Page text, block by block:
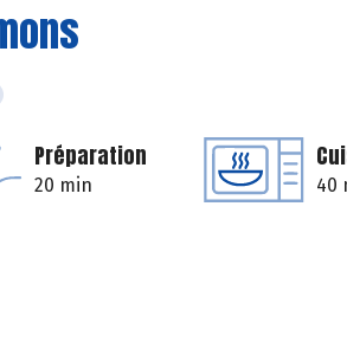
Préparation
20 min 40